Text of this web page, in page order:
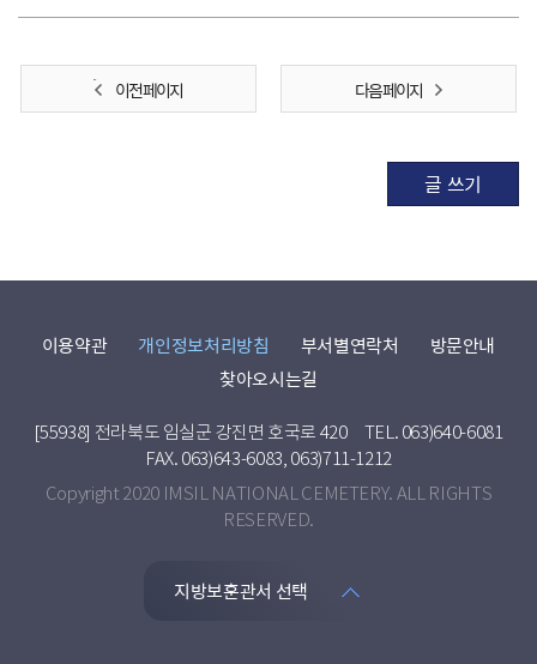
이전 페이지 다음 페이지
글 쓰기
이용약관 개인정보처리방침 부서별연락처
방문안내
찾아오시는길
[55938] 전라북도 임실군 강진면 호국로 420
TEL. 063)640-6081
FAX. 063)643-6083, 063)711-1212
Copyright 2020 IMSIL NATIONAL CEMETERY. ALL RIGHTS
RESERVED.
지방보훈관서 선택